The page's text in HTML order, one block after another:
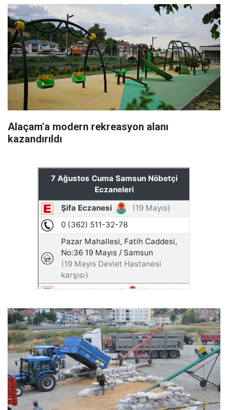
Alaçam'a modern rekreasyon alanı
kazandırıldı